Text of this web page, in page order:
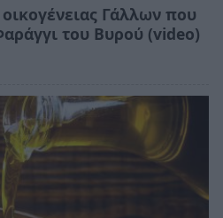
Γάλλων που
του Βυρού (video)